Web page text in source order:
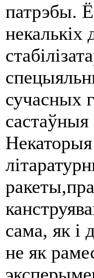
патрэбы.
некалькіх
сучасных
сама, як i
не як